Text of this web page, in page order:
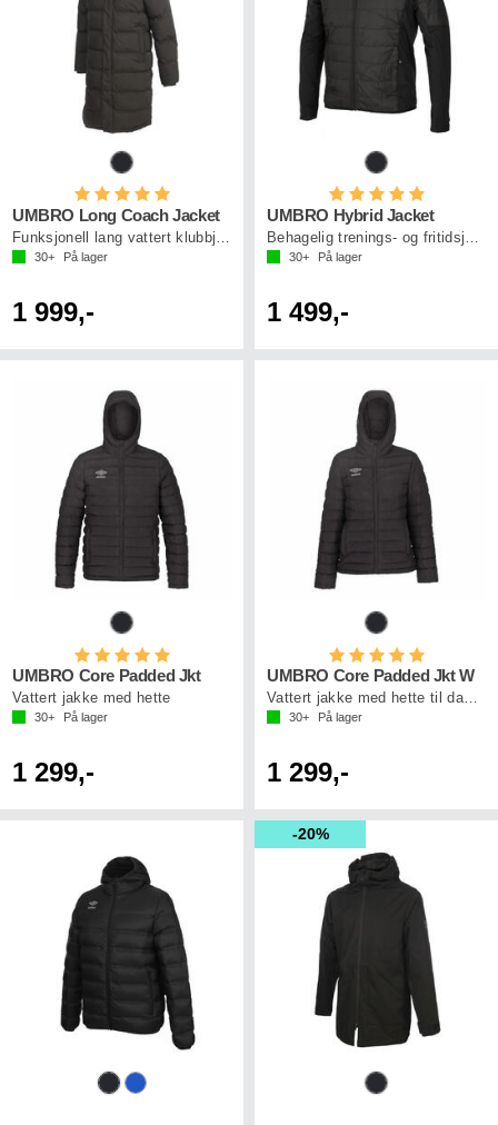
Karakter:
UMBRO Long Coach Jacket
30+ På lager
1 999,-
Karakter:
UMBRO Hybrid Jacket
30+ På lager
1 499,-
Karakter:
UMBRO Core Padded Jkt
Vattert jakke med hette
30+ På lager
1 299,-
Karakter:
UMBRO Core Padded Jkt W
Vattert jakke med hette til damer
30+ På lager
1 299,-
20%